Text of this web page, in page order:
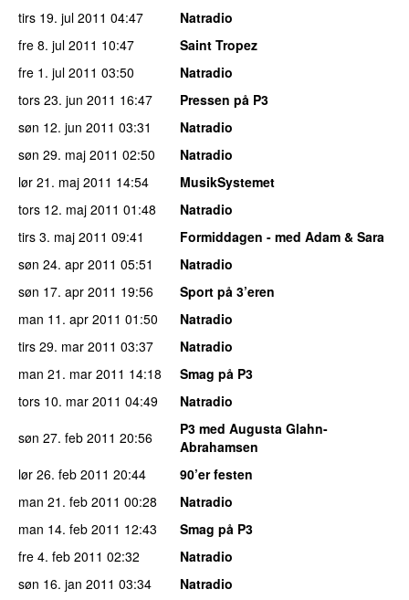
tirs 19. jul 2011 04:47
Natradio
fre 8. jul 2011 10:47
Saint Tropez
fre 1. jul 2011 03:50
Natradio
tors 23. jun 2011 16:47
Pressen på P3
søn 12. jun 2011 03:31
Natradio
søn 29. maj 2011 02:50
Natradio
lør 21. maj 2011 14:54
MusikSystemet
tors 12. maj 2011 01:48
Natradio
tirs 3. maj 2011 09:41
Formiddagen - med Adam & Sara
søn 24. apr 2011 05:51
Natradio
søn 17. apr 2011 19:56
Sport på 3’eren
man 11. apr 2011 01:50
Natradio
tirs 29. mar 2011 03:37
Natradio
man 21. mar 2011 14:18
Smag på P3
tors 10. mar 2011 04:49
Natradio
søn 27. feb 2011 20:56
P3 med Augusta Glahn-
Abrahamsen
lør 26. feb 2011 20:44
90’er festen
man 21. feb 2011 00:28
Natradio
man 14. feb 2011 12:43
Smag på P3
fre 4. feb 2011 02:32
Natradio
søn 16. jan 2011 03:34
Natradio